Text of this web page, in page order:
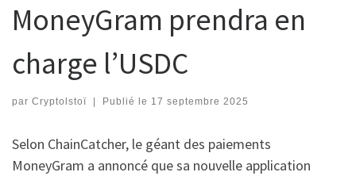
MoneyGram prendra en
charge l’USDC
par Cryptolstoï | Publié le 17 septembre 2025
Selon ChainCatcher, le géant des paiements
MoneyGram a annoncé que sa nouvelle application